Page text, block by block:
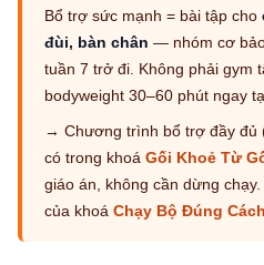
Bổ trợ sức mạnh = bài tập cho
đùi, bàn chân — nhóm cơ
tuần 7 trở đi. Không phải gym
bodyweight 30–60 phút ngay
→ Chương trình bổ trợ đầy đủ
có trong khoá Gối Khoẻ Từ
giáo án, không cần dừng
của khoá Chạy Bộ Đúng Cách